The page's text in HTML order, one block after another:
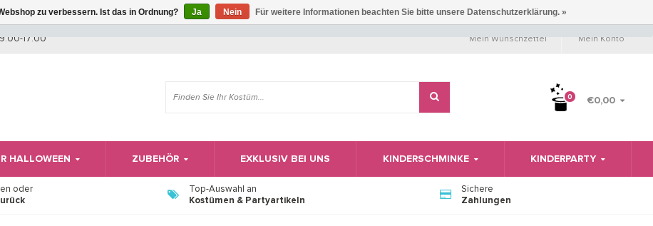
Wir haben Betriebsferien, daher können Sie derzeit nicht bestellen.
17:00 Mein Wunschzettel Mein Konto
0 €0,00
HALLOWEEN ZUBEHÖR EXKLUSIV BEI UNS KINDERSCHMINKE KINDERPARTY
oder
Top-Auswahl an
Kostümen & Partyartikeln
Sichere
Zahlungen
zu verbessern. Ist das in Ordnung? Ja Nein Für weitere Informationen beachten Sie bitte unsere Datenschutzerklärung. »